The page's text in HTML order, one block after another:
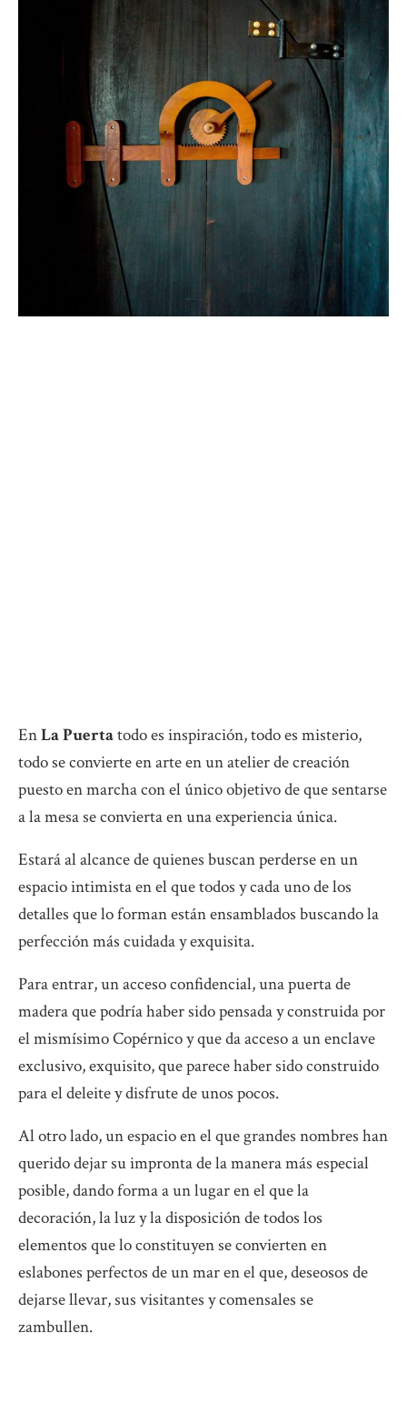
EnLa Puertatodo es inspiración, todo es misterio,
todo se convierte en arte en un atelier de creación
puesto en marcha con el único objetivo de que sentarse
a la mesa se convierta en una experiencia única.
Estará al alcance de quienes buscan perderse en un
espacio intimista en el que todos y cada uno de los
detalles que lo forman están ensamblados buscando la
perfección más cuidada y exquisita.
Para entrar, un acceso confidencial, una puerta de
madera que podría haber sido pensada y construida por
el mismísimo Copérnico y que da acceso a un enclave
exclusivo, exquisito, que parece haber sido construido
para el deleite y disfrute de unos pocos.
Al otro lado, un espacio en el que grandes nombres han
querido dejar su impronta de la manera más especial
posible, dando forma a un lugar en el que la
decoración, la luz y la disposición de todos los
elementos que lo constituyen se convierten en
eslabones perfectos de un mar en el que, deseosos de
dejarse llevar, sus visitantes y comensales se
zambullen.